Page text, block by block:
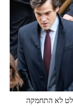
לא התחמקה